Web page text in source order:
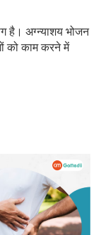
है। अग्न्याशय भोजन
को काम करने में